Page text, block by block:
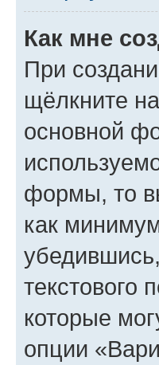
Как мне
При
щёлкните
основной
формы, то
как
текстового
которые
опции